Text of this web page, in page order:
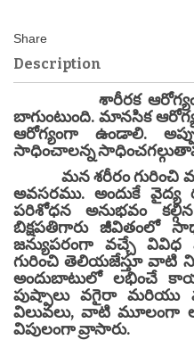
Description
శారీరక ఆరోగ్యం
బాగుంటుంది. మానసిక
ఆరోగ్యంగా ఉండాలి.
సాధించాలన్న
మన శరీరం గురించి
అవసరము. అందుకే
పరిశోధన అనుభవం
బిక్షపతిగారు జీవితంలో
జన్యుపరంగా వచ్చే వివిధ
గురించి తెలియజేస్తూ వాటి
అందుబాటులో లభించే
పుష్పాలు వగైరా
విలువలు, వాటి మూలంగా
విపులంగా వ్రాసారు.